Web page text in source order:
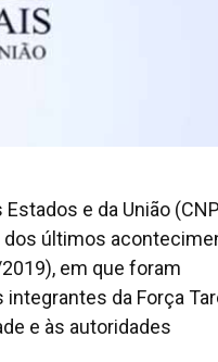
e da União
últimos
em que foram
da Força
e às autoridades